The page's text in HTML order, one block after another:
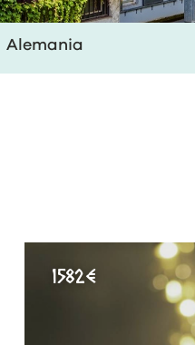
Alemania
1582€